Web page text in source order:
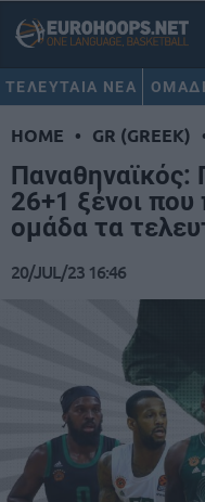
ΤΕΛΕΥΤΑΙΑ ΝΕΑ
HOME • GR (GREEK)
Παναθηναϊκός:
26+1 ξένοι
ομάδα τα
20/JUL/23 16:46